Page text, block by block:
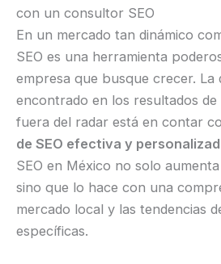
con un consultor SEO
En un mercado tan dinámico
SEO es una herramienta
empresa que busque crecer. La
encontrado en los resultados
fuera del radar está en contar
de SEO efectiva y
SEO en México no solo
sino que lo hace con una
mercado local y las tendencias
específicas.